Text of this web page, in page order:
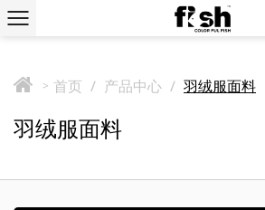
> 首页 / 产品中心 / 羽绒服面料
羽绒服面料